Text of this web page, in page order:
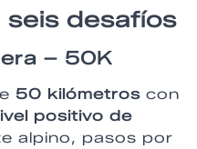
seis desafíos
– 50K
50 kilómetros con
positivo de
alpino, pasos por